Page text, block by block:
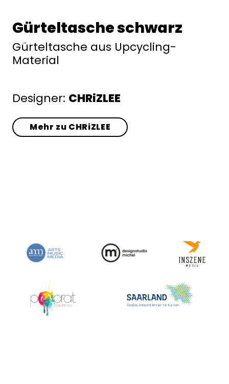
Gürteltasche schwarz
Gürteltasche aus Upcycling-
Material
Designer: CHRiZLEE
Mehr zu CHRiZLEE